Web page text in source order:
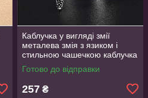
Каблучка у вигляді змії
металева змія з язиком і
стильною чашечкою каблучка
влада розмір регульований
Готово до відправки
257 ₴